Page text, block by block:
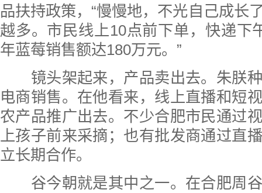
品扶持政策，“慢慢地，不光自己成长
越多。市民线上10点前下单，快递下
年蓝莓销售额达180万元。”
镜头架起来，产品卖出去。朱朕种
电商销售。在他看来，线上直播和短
农产品推广出去。不少合肥市民通过
上孩子前来采摘；也有批发商通过直
立长期合作。
谷今朝就是其中之一。在合肥周谷